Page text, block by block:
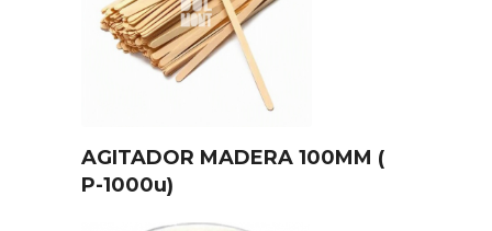
AGITADOR MADERA 100MM (
P-1000u)